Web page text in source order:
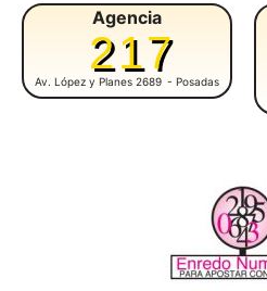
Agencia
217
Av. López y Planes 2689 - Posadas